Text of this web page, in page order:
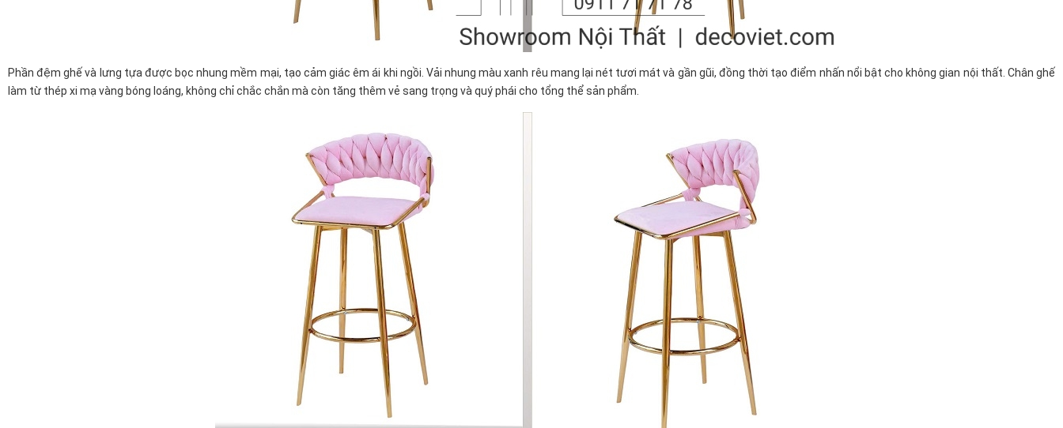
Phần đệm ghế và lưng tựa được bọc nhung mềm mại, tạo cảm giác êm ái khi ngồi. Vải nhung màu xanh rêu mang lại nét tươi mát và gần gũi, đồng thời tạo điểm nhấn nổi bật cho không gian nội thất. Chân ghế
làm từ thép xi mạ vàng bóng loáng, không chỉ chắc chắn mà còn tăng thêm vẻ sang trọng và quý phái cho tổng thể sản phẩm.